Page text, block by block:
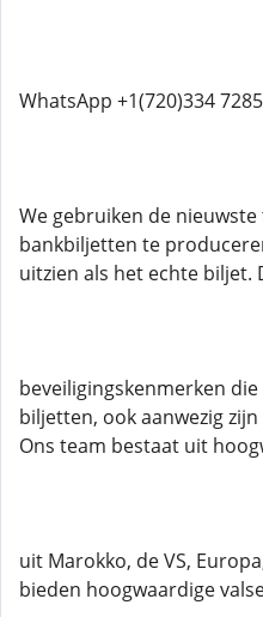
WhatsApp +1(720)334 7285
We gebruiken de
bankbiljetten te
uitzien als het echte biljet.
beveiligingskenmerken
biljetten, ook aanwezig
Ons team bestaat uit
uit ​​Marokko, de VS,
bieden hoogwaardige